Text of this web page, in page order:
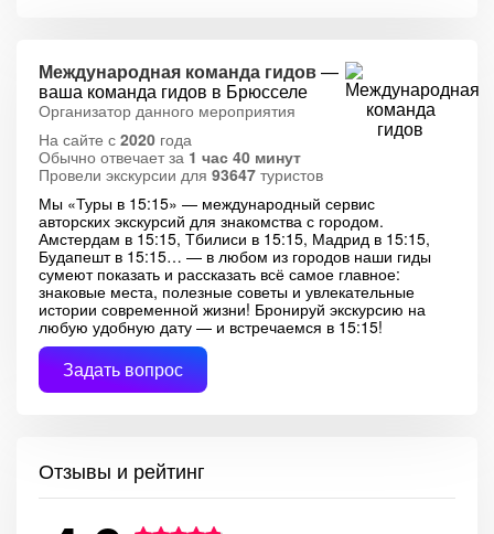
Международная команда гидов—
ваша команда гидов в Брюсселе
Организатор данного мероприятия
На сайте с 2020 года
Обычно отвечает за 1 час 40 минут
Провели экскурсии для 93647 туристов
Мы «Туры в 15:15» — международный сервис
авторских экскурсий для знакомства с городом.
Амстердам в 15:15, Тбилиси в 15:15, Мадрид в 15:15,
Будапешт в 15:15… — в любом из городов наши гиды
сумеют показать и рассказать всё самое главное:
знаковые места, полезные советы и увлекательные
истории современной жизни! Бронируй экскурсию на
любую удобную дату — и встречаемся в 15:15!
Задать вопрос
Отзывы и рейтинг